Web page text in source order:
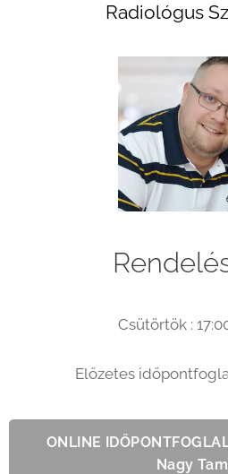
Radiológus
Csütörtök :
Előzetes
ONLINE
Nagy